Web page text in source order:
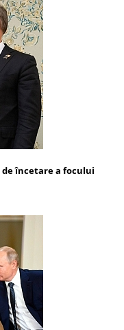
de încetare a focului